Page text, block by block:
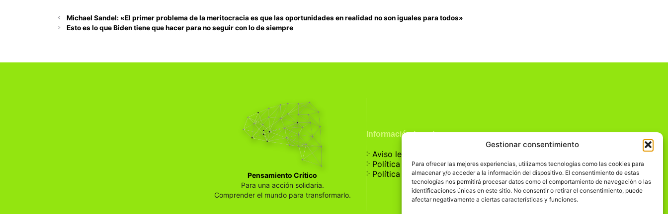
Gestionar consentimiento
Para ofrecer las mejores experiencias, utilizamos tecnologías como las cookies para
almacenar y/o acceder a la información del dispositivo. El consentimiento de estas
tecnologías nos permitirá procesar datos como el comportamiento de navegación o las
identificaciones únicas en este sitio. No consentir o retirar el consentimiento, puede
afectar negativamente a ciertas características y funciones.
Michael Sandel: «El primer problema de la meritocracia es que las oportunidades en realidad no son iguales para todos»
Esto es lo que Biden tiene que hacer para no seguir con lo de siempre
Pensamiento Crítico
Para una acción solidaria.
Comprender el mundo para transformarlo.
Información Legal
჻Aviso legal
჻Política de privacidad
჻Política de cookies